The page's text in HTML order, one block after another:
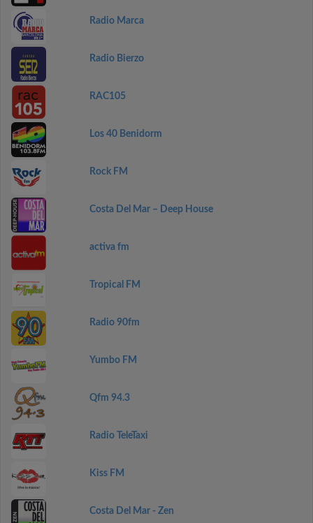
Radio Marca
Radio Bierzo
RAC105
Los 40 Benidorm
Rock FM
Costa Del Mar – Deep House
activa fm
Tropical FM
Radio 90fm
Yumbo FM
Qfm 94.3
Radio TeleTaxi
Kiss FM
Costa Del Mar - Zen